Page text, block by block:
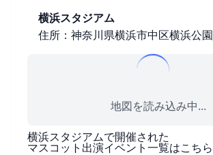
横浜スタジアム
住所：神奈川県横浜市中区横浜公園
地図を読み込み中...
横浜スタジアムで開催された
マスコット出演イベント一覧はこちら